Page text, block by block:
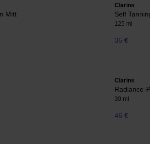
Mitt
Clarins
Self
125 ml
35 €
Clarins
Radiance-
30 ml
46 €